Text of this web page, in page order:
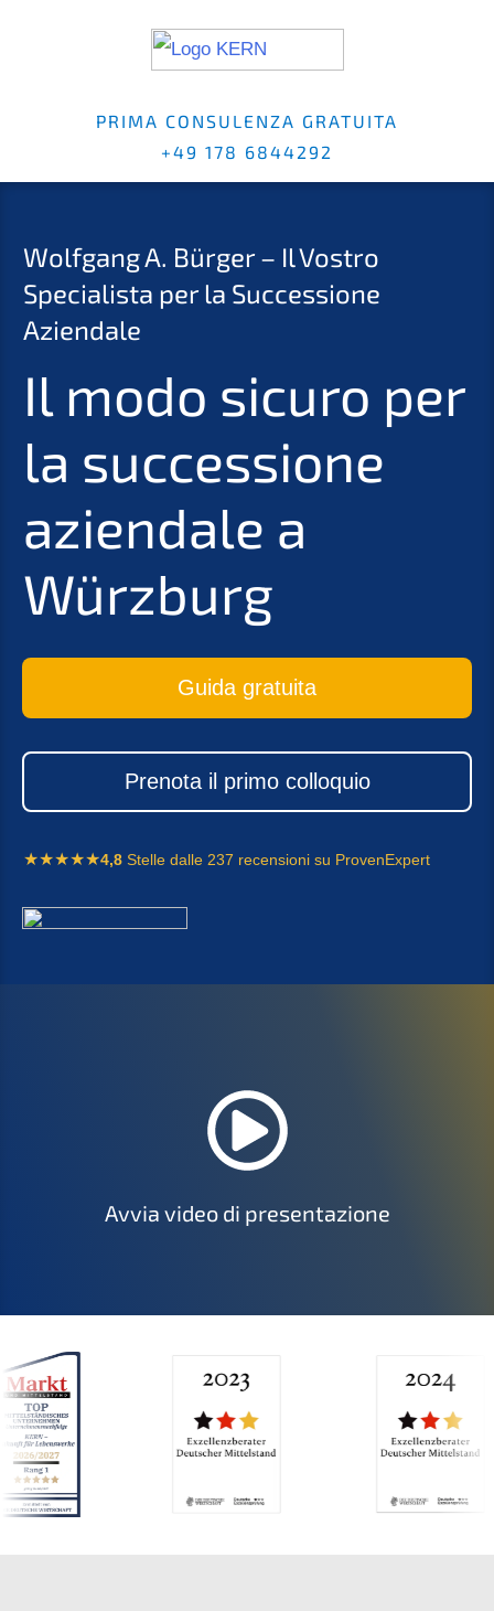
PRIMA CONSU­LEN­ZA GRATUI­TA
+49 178 6844292
Wolfgang A. Bürger – Il Vostro
Specia­lis­ta per la Succes­sio­ne
Aziendale
Il modo sicuro per
la succes­sio­ne
aziend­a­le a
Würzburg
Guida gratui­ta
Preno­ta il primo colloquio
4,8 Stelle dalle 237 recen­sio­ni su ProvenExpert
Avvia video di presentazione